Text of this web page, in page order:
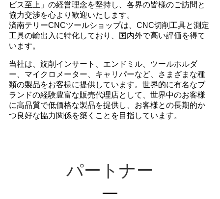
ビス至上」の経営理念を堅持し、各界の皆様のご訪問と
協力交渉を心より歓迎いたします。
済南テリーCNCツールショップは、CNC切削工具と測定
工具の輸出入に特化しており、国内外で高い評価を得て
います。
当社は、旋削インサート、エンドミル、ツールホルダ
ー、マイクロメーター、キャリパーなど、さまざまな種
類の製品をお客様に提供しています。世界的に有名なブ
ランドの経験豊富な販売代理店として、世界中のお客様
に高品質で低価格な製品を提供し、お客様との長期的か
つ良好な協力関係を築くことを目指しています。
パートナー